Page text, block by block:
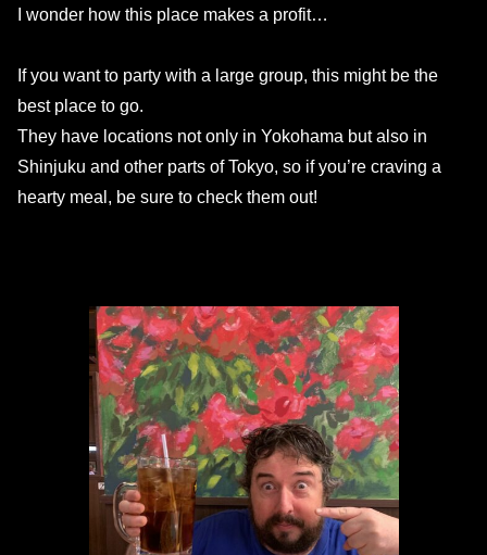
I wonder how this place makes a profit…
If you want to party with a large group, this might be the
best place to go.
They have locations not only in Yokohama but also in
Shinjuku and other parts of Tokyo, so if you’re craving a
hearty meal, be sure to check them out!